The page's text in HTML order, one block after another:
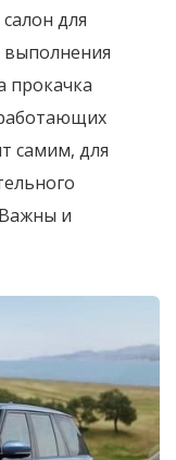
для
выполнения
прокачка
самим, для
и